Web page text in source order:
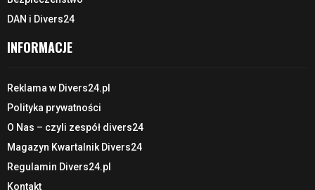
DAN i Divers24
INFORMACJE
Reklama w Divers24.pl
Polityka prywatności
O Nas – czyli zespół divers24
Magazyn Kwartalnik Divers24
Regulamin Divers24.pl
Kontakt